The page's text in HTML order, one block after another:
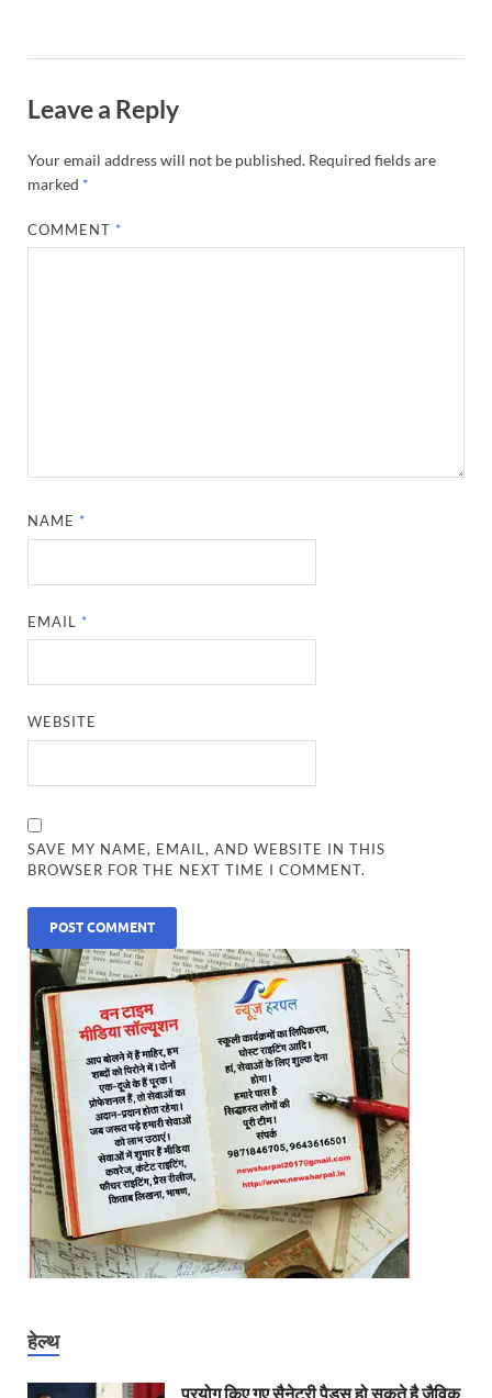
Leave a Reply
Your email address will not be published. Required fields are
marked *
COMMENT *
NAME *
EMAIL *
WEBSITE
SAVE MY NAME, EMAIL, AND WEBSITE IN THIS
BROWSER FOR THE NEXT TIME I COMMENT.
हेल्थ
प्रयोग किए गए सैनेटरी पैड्स हो सकते है जैविक